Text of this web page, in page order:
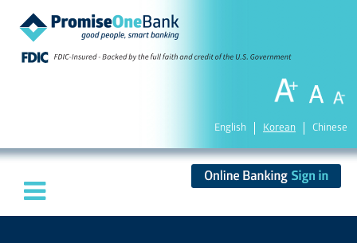
English Korean Chinese